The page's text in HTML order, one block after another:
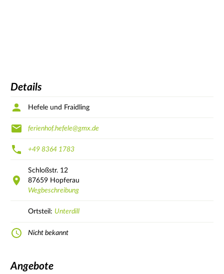
Details
Hefele und Fraidling
ferienhof.hefele@gmx.de
+49 8364 1783
Schloßstr. 12
87659 Hopferau
Wegbeschreibung
Ortsteil: Unterdill
Nicht bekannt
Angebote